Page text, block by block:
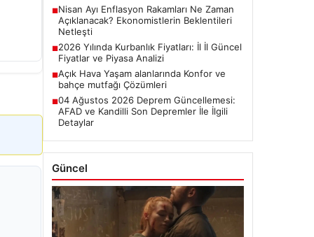
■Nisan Ayı Enflasyon Rakamları Ne Zaman
Açıklanacak? Ekonomistlerin Beklentileri
Netleşti
■2026 Yılında Kurbanlık Fiyatları: İl İl Güncel
Fiyatlar ve Piyasa Analizi
■Açık Hava Yaşam alanlarında Konfor ve
bahçe mutfağı Çözümleri
■04 Ağustos 2026 Deprem Güncellemesi:
AFAD ve Kandilli Son Depremler İle İlgili
Detaylar
Güncel